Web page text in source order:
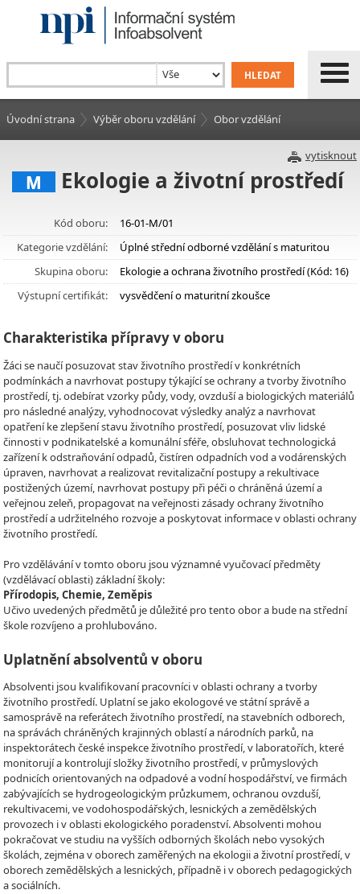
Úvodní strana Výběr oboru vzdělání Obor vzdělání
vytisknout
M Ekologie a životní prostředí
Kód oboru:
16-01-M/01
Kategorie vzdělání:
Úplné střední odborné vzdělání s maturitou
Skupina oboru:
Ekologie a ochrana životního prostředí (Kód: 16)
Výstupní certifikát:
vysvědčení o maturitní zkoušce
Charakteristika přípravy v oboru
Žáci se naučí posuzovat stav životního prostředí v konkrétních
podmínkách a navrhovat postupy týkající se ochrany a tvorby životního
prostředí, tj. odebírat vzorky půdy, vody, ovzduší a biologických materiálů
pro následné analýzy, vyhodnocovat výsledky analýz a navrhovat
opatření ke zlepšení stavu životního prostředí, posuzovat vliv lidské
činnosti v podnikatelské a komunální sféře, obsluhovat technologická
zařízení k odstraňování odpadů, čistíren odpadních vod a vodárenských
úpraven, navrhovat a realizovat revitalizační postupy a rekultivace
postižených území, navrhovat postupy při péči o chráněná území a
veřejnou zeleň, propagovat na veřejnosti zásady ochrany životního
prostředí a udržitelného rozvoje a poskytovat informace v oblasti ochrany
životního prostředí.
Pro vzdělávání v tomto oboru jsou významné vyučovací předměty
(vzdělávací oblasti) základní školy:
Přírodopis, Chemie, Zeměpis
Učivo uvedených předmětů je důležité pro tento obor a bude na střední
škole rozvíjeno a prohlubováno.
Uplatnění absolventů v oboru
Absolventi jsou kvalifikovaní pracovníci v oblasti ochrany a tvorby
životního prostředí. Uplatní se jako ekologové ve státní správě a
samosprávě na referátech životního prostředí, na stavebních odborech,
na správách chráněných krajinných oblastí a národních parků, na
inspektorátech české inspekce životního prostředí, v laboratořích, které
monitorují a kontrolují složky životního prostředí, v průmyslových
podnicích orientovaných na odpadové a vodní hospodářství, ve firmách
zabývajících se hydrogeologickým průzkumem, ochranou ovzduší,
rekultivacemi, ve vodohospodářských, lesnických a zemědělských
provozech i v oblasti ekologického poradenství. Absolventi mohou
pokračovat ve studiu na vyšších odborných školách nebo vysokých
školách, zejména v oborech zaměřených na ekologii a životní prostředí, v
oborech zemědělských a lesnických, případně i v oborech pedagogických
a sociálních.